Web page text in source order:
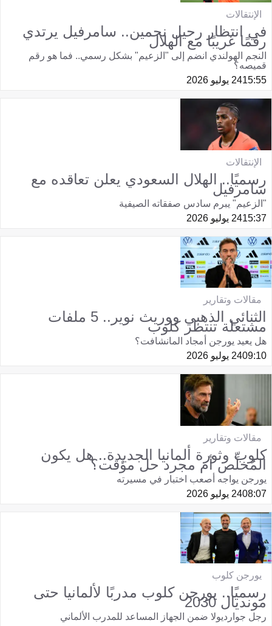
الإنتقالات
في انتظار رحيل نجمين.. سامرفيل يرتدي
رقمًا غريبًا مع الهلال
النجم الهولندي انضم إلى "الزعيم" بشكل رسمي.. فما هو رقم
قميصه؟
15:5524 يوليو 2026
الإنتقالات
رسميًا.. الهلال السعودي يعلن تعاقده مع
سامرفيل
"الزعيم" يبرم سادس صفقاته الصيفية
15:3724 يوليو 2026
مقالات وتقارير
الثنائي الذهبي ووريث نوير.. 5 ملفات
مشتعلة تنتظر كلوب
هل يعيد يورجن أمجاد المانشافت؟
09:1024 يوليو 2026
مقالات وتقارير
كلوب وثورة ألمانيا الجديدة.. هل يكون
المُخلِّص أم مجرد حل مؤقت؟
يورجن يواجه أصعب اختبار في مسيرته
08:0724 يوليو 2026
يورجن كلوب
رسميًا.. يورجن كلوب مدربًا لألمانيا حتى
مونديال 2030
رجل جوارديولا ضمن الجهاز المساعد للمدرب الألماني